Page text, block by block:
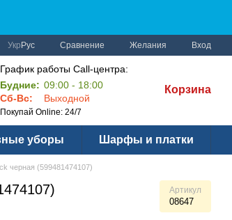
Укр Рус Сравнение Желания Вход
График работы Call-центра:
Будние: 09:00 - 18:00
Сб-Вс:
Выходной
Покупай Online: 24/7
Корзина
уборы Шарфы и платки
черная (599481474107)
Артикул
08647